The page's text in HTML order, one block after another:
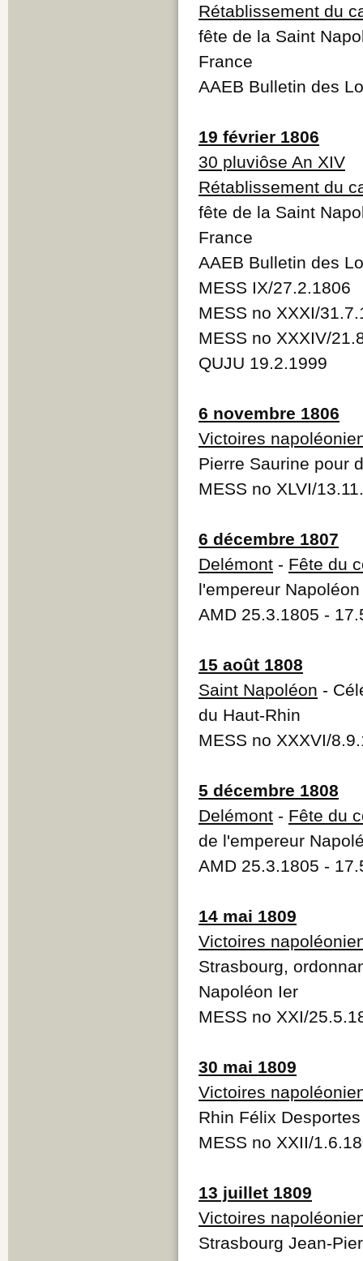
Rétablissement du
fête de la Saint
France
AAEB Bulletin des
19 février 1806
30 pluviôse An XIV
Rétablissement du
fête de la Saint
France
AAEB Bulletin des
MESS IX/27.2.1806
MESS no XXXI/
MESS no XXXIV/
QUJU 19.2.1999
6 novembre 1806
Victoires
Pierre Saurine pour
MESS no XLVI/
6 décembre 1807
Delémont - Fête du
l'empereur
AMD 25.3.1805 -
15 août 1808
Saint Napoléon -
du Haut-Rhin
MESS no XXXVI/
5 décembre 1808
Delémont - Fête du
de l'empereur
AMD 25.3.1805 -
14 mai 1809
Victoires
Strasbourg,
Napoléon Ier
MESS no XXI/
30 mai 1809
Victoires
Rhin Félix
MESS no XXII/
13 juillet 1809
Victoires
Strasbourg Jean-